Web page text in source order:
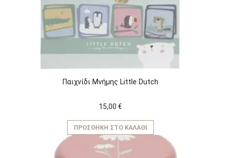
Παιχνίδι Μνήμης Little Dutch
15,00 €
ΠΡΟΣΘΉΚΗ ΣΤΟ ΚΑΛΆΘΙ